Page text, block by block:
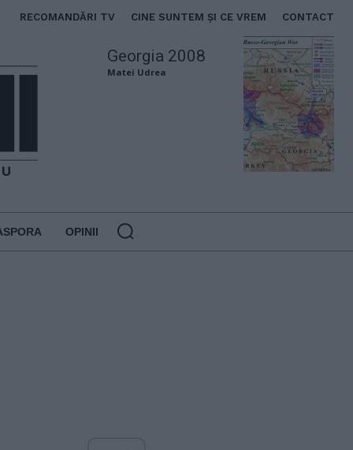
RECOMANDĂRI TV CINE SUNTEM ȘI CE VREM CONTACT
Georgia 2008
Matei Udrea
OPINII